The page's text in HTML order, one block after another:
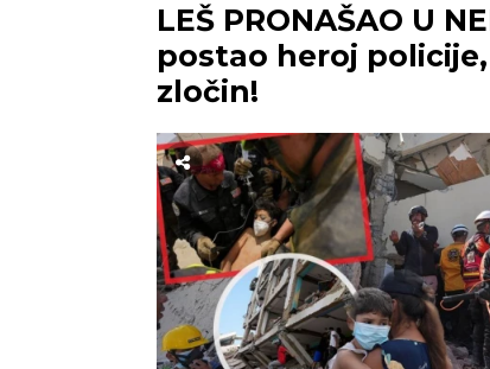
LEŠ PRONAŠAO U
postao heroj
zločin!